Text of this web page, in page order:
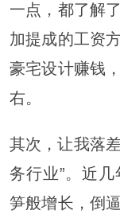
一点，都了解
加提成的工资
豪宅设计赚钱
右。
其次，让我落
务行业”。近
笋般增长，倒